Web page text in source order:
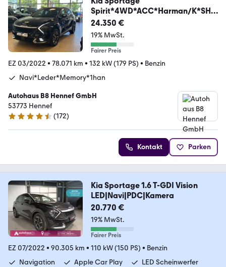
Spirit*4WD*ACC*Harman/K*SHZ
+BLÜ*360*LED
24.350 €
19% MwSt.
Fairer Preis
EZ 03/2022 • 78.071 km • 132 kW (179 PS) • Benzin
Navi*Leder*Memory*1han
Autohaus B8 Hennef GmbH
53773 Hennef
4.4 Sterne
(172)
Kontakt Parken
Kia Sportage 1.6 T-GDI Vision
LED|Navi|PDC|Kamera
20.770 €
19% MwSt.
Fairer Preis
EZ 07/2022 • 90.305 km • 110 kW (150 PS) • Benzin
Navigation
Apple Car Play LED Scheinwerfer